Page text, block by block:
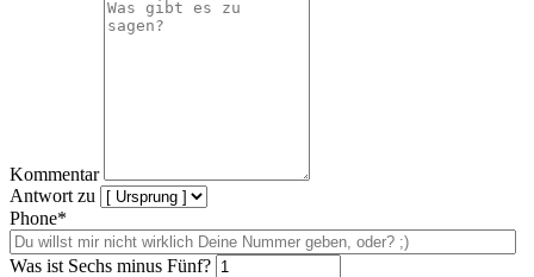
Kommentar
Antwort zu
Phone*
Was ist Sechs minus Fünf?